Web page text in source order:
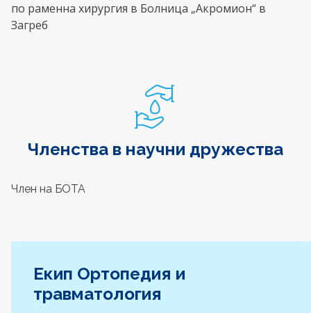
по раменна хирургия в Болница „Акромион“ в
Загреб
Членства в научни дружества
Член на БОТА
Екип Ортопедия и
травматология